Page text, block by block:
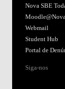
Nova SBE
Webmail
Student Hub
Portal de
Siga-nos